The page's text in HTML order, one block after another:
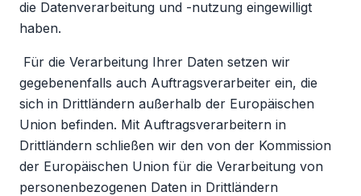
die Datenverarbeitung und -nutzung eingewilligt
haben.
Für die Verarbeitung Ihrer Daten setzen wir
gegebenenfalls auch Auftragsverarbeiter ein, die
sich in Drittländern außerhalb der Europäischen
Union befinden. Mit Auftragsverarbeitern in
Drittländern schließen wir den von der Kommission
der Europäischen Union für die Verarbeitung von
personenbezogenen Daten in Drittländern